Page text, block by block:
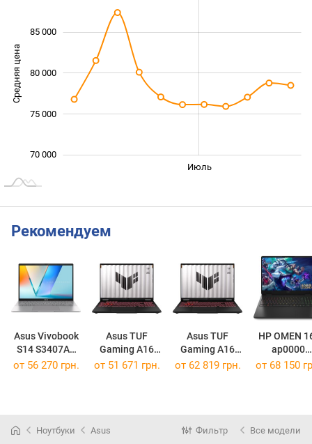
Средняя цена 70 000
70 000
75 000
80 000
85 000
Июль
Рекомендуем
Asus Vivobook
S14 S3407AA
[S3407AA-SF013W]
Asus TUF
Gaming A16
(2025)
Asus TUF
Gaming A16
(2025)
HP OMEN
ap0000
[BL6K1AV]
от 56 270 грн. от 51 671 грн. от 62 819 грн. от 68 150
Ноутбуки Asus Фильтр Все модели